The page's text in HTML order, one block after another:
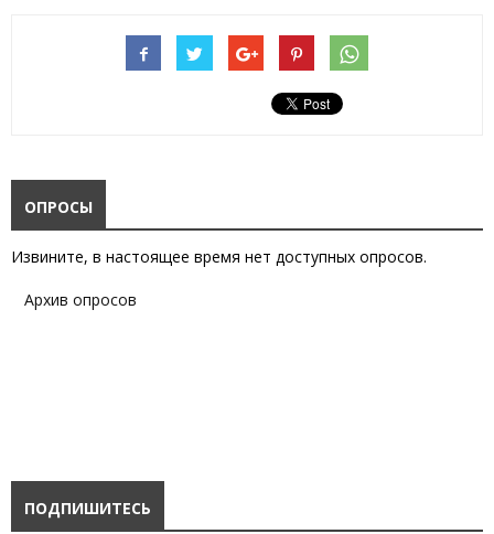
ОПРОСЫ
Извините, в настоящее время нет доступных опросов.
Архив опросов
ПОДПИШИТЕСЬ